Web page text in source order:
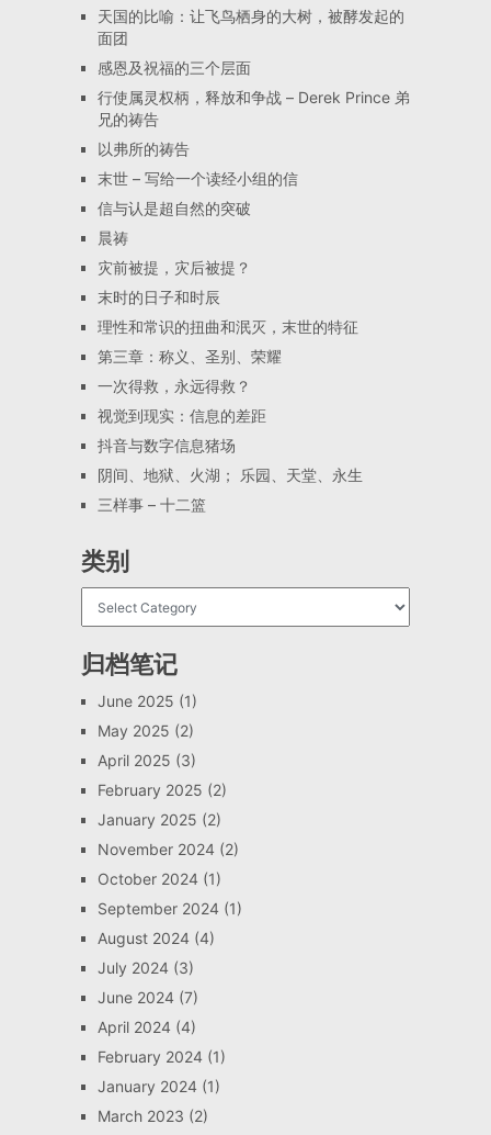
天国的比喻：让飞鸟栖身的大树，被酵发起的
面团
感恩及祝福的三个层面
行使属灵权柄，释放和争战 – Derek Prince 弟
兄的祷告
以弗所的祷告
末世 – 写给一个读经小组的信
信与认是超自然的突破
晨祷
灾前被提，灾后被提？
末时的日子和时辰
理性和常识的扭曲和泯灭，末世的特征
第三章：称义、圣别、荣耀
一次得救，永远得救？
视觉到现实：信息的差距
抖音与数字信息猪场
阴间、地狱、火湖； 乐园、天堂、永生
三样事 – 十二篮
类别
归档笔记
June 2025 (1)
May 2025 (2)
April 2025 (3)
February 2025 (2)
January 2025 (2)
November 2024(2)
October 2024(1)
September 2024(1)
August 2024(4)
July 2024(3)
June 2024(7)
April 2024(4)
February 2024(1)
January 2024(1)
March 2023 (2)